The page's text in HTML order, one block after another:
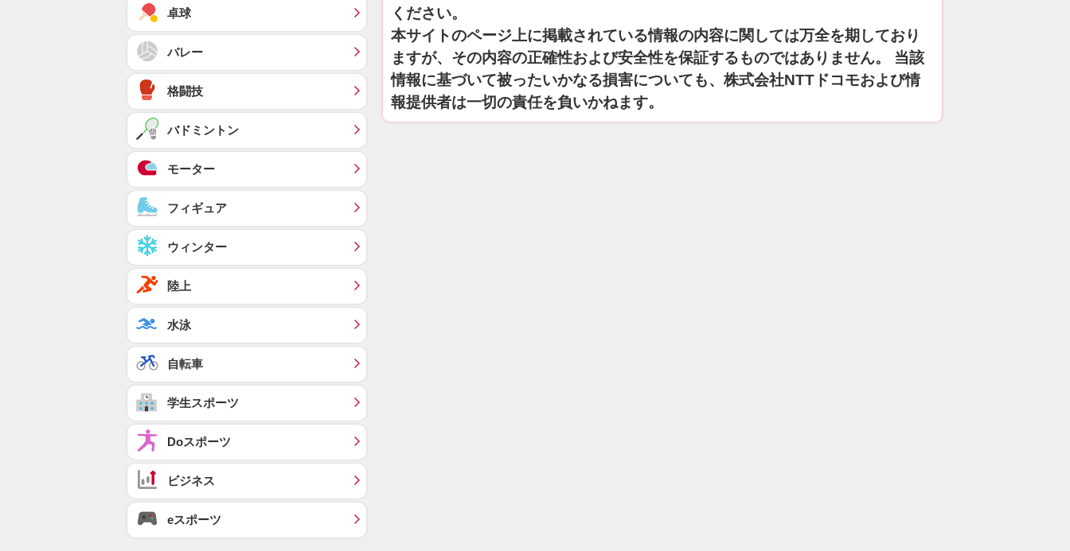
ください。
本サイトのページ上に掲載されている情報の内容に関しては万全を期しており
ますが、その内容の正確性および安全性を保証するものではありません。 当該
情報に基づいて被ったいかなる損害についても、株式会社NTTドコモおよび情
報提供者は一切の責任を負いかねます。
卓球
バレー
格闘技
バドミントン
モーター
フィギュア
ウィンター
陸上
水泳
自転車
学生スポーツ
Doスポーツ
ビジネス
eスポーツ